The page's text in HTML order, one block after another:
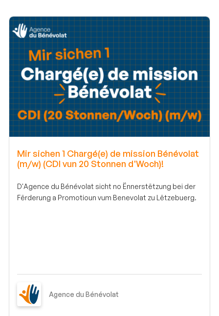
Mir sichen 1 Chargé(e) de mission Bénévolat
(m/w) (CDI vun 20 Stonnen d'Woch)!
D'Agence du Bénévolat sicht no Ënnerstëtzung bei der
Fërderung a Promotioun vum Benevolat zu Lëtzebuerg.
Agence du Bénévolat